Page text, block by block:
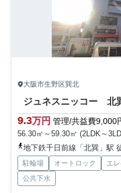
大阪市生野区巽北
ジュネスニッコー 北
9.3万円 管理/共益費9,000
56.30㎡～59.30㎡ (2LDK～
地下鉄千日前線「北巽」駅
駐輪場 オートロック エ
公共下水